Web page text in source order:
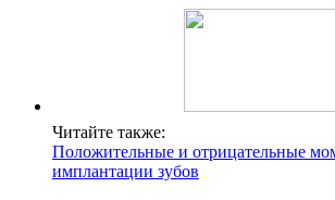
Читайте также:
Положительные и отрицательные
имплантации зубов